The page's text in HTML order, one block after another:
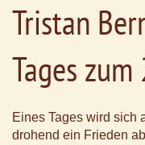
Tristan
Tages
Eines Tages wird sich
drohend ein Frieden